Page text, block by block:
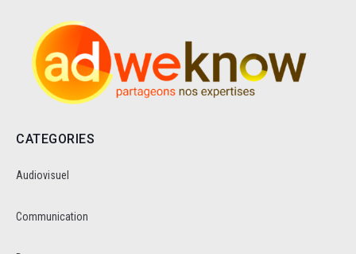
CATEGORIES
Audiovisuel
Communication